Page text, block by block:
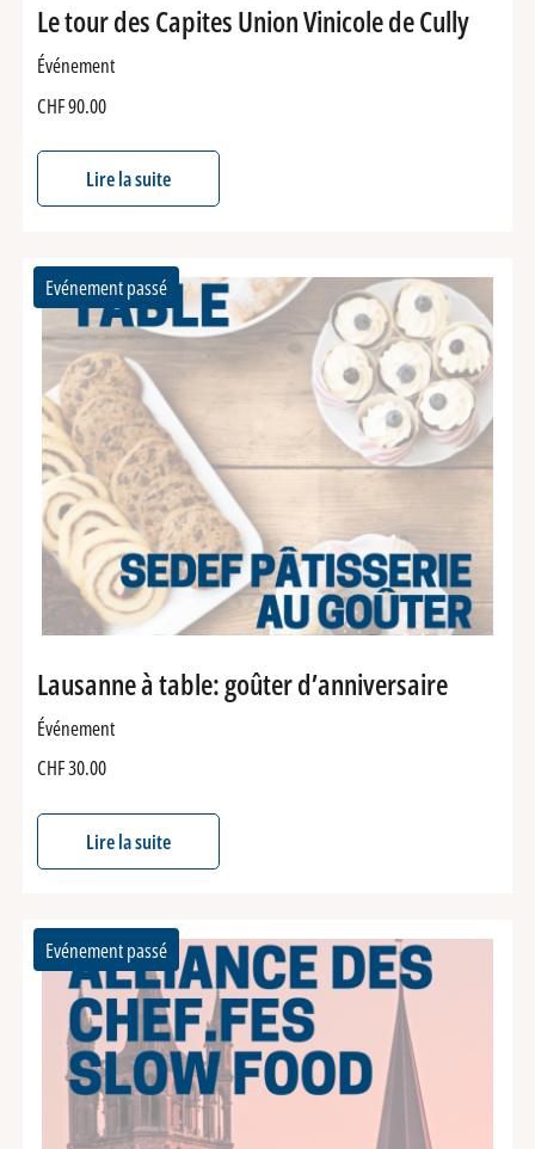
Le tour des Capites Union Vinicole de Cully
Événement
CHF90.00
Lire la suite
Evénement passé
Lausanne à table: goûter d’anniversaire
Événement
CHF30.00
Lire la suite
Evénement passé